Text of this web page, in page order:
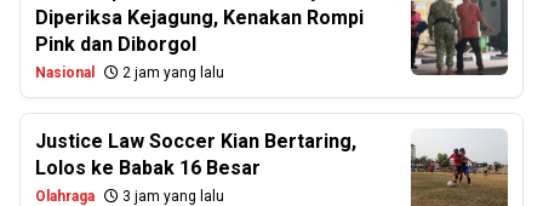
Diperiksa Kejagung, Kenakan Rompi
Pink dan Diborgol
Nasional 2 jam yang lalu
Justice Law Soccer Kian Bertaring,
Lolos ke Babak 16 Besar
Olahraga 3 jam yang lalu